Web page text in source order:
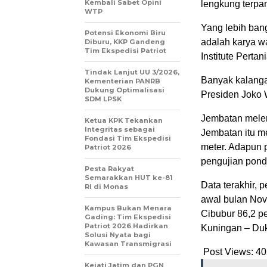
lengkung
Yang lebih
adalah karya
Institute
Banyak
Presiden Joko
Jembatan
Jembatan itu
meter. Adapun
pengujian
Data terakhir,
awal bulan
Cibubur 86,2
Kuningan –
Post Views:
Kembali Sabet Opini
WTP
Potensi Ekonomi Biru
Diburu, KKP Gandeng
Tim Ekspedisi Patriot
Tindak Lanjut UU 3/2026,
Kementerian PANRB
Dukung Optimalisasi
SDM LPSK
Ketua KPK Tekankan
Integritas sebagai
Fondasi Tim Ekspedisi
Patriot 2026
Pesta Rakyat
Semarakkan HUT ke-81
RI di Monas
Kampus Bukan Menara
Gading: Tim Ekspedisi
Patriot 2026 Hadirkan
Solusi Nyata bagi
Kawasan Transmigrasi